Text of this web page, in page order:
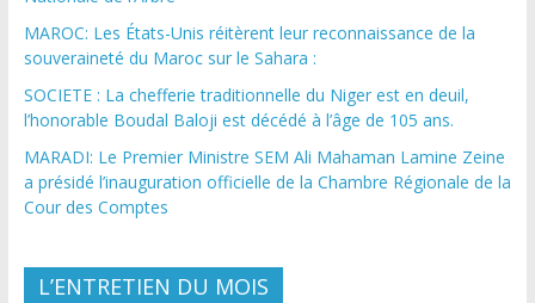
MAROC: Les États-Unis réitèrent leur reconnaissance de la
souveraineté du Maroc sur le Sahara :
SOCIETE : La chefferie traditionnelle du Niger est en deuil,
l’honorable Boudal Baloji est décédé à l’âge de 105 ans.
MARADI: Le Premier Ministre SEM Ali Mahaman Lamine Zeine
a présidé l’inauguration officielle de la Chambre Régionale de la
Cour des Comptes
L’ENTRETIEN DU MOIS